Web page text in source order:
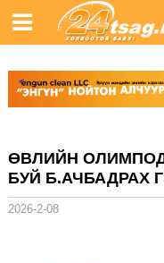
ӨВЛИЙН
БУЙ Б.АЧБАДРАХ
2026-2-08